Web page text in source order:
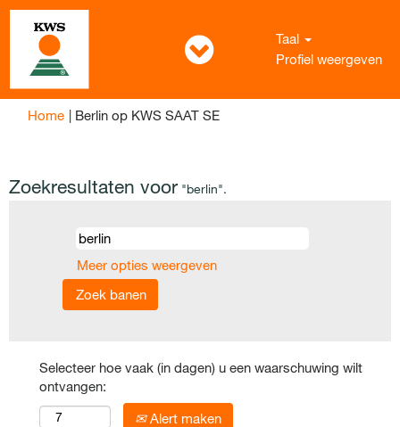
Taal
Profiel weergeven
Home | Berlin op KWS SAAT SE(huidige
Zoekresultaten voor "berlin".
Meer opties weergeven
Selecteer hoe vaak (in dagen) u een waarschuwing wilt
ontvangen:
Alert maken